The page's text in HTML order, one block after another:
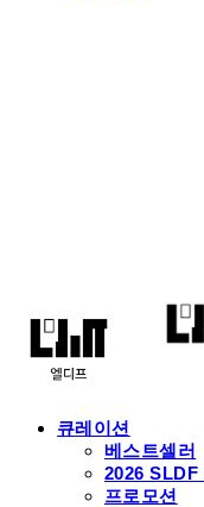
큐레이션
베스트셀러
2026 SLDF
프로모션